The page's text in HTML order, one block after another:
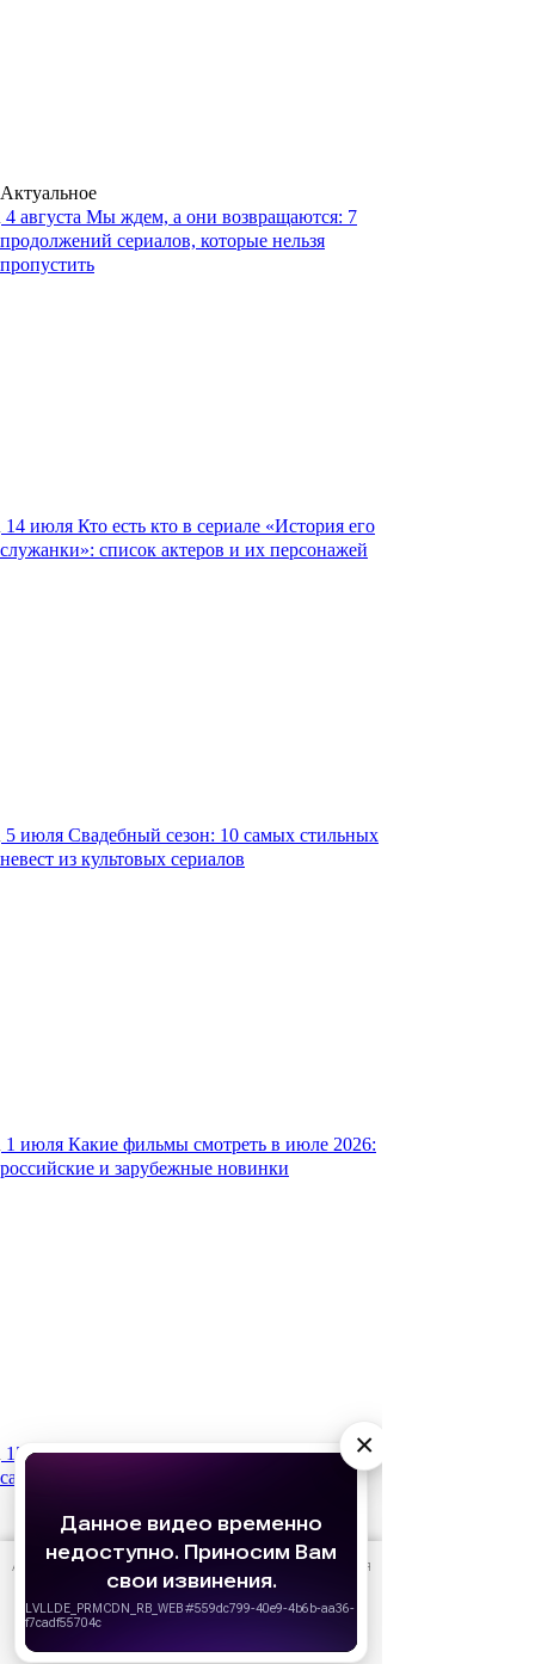
АО «Издательство СЕМЬ ДНЕЙ»
для
персонализации сервисов и удобства пользователей.
своего браузера.
Актуальное
4 августа Мы ждем, а они возвращаются: 7
продолжений сериалов, которые нельзя
пропустить
14 июля Кто есть кто в сериале «История его
служанки»: список актеров и их персонажей
5 июля Свадебный сезон: 10 самых стильных
невест из культовых сериалов
1 июля Какие фильмы смотреть в июле 2026:
российские и зарубежные новинки
15 января Что мы будем смотреть в 2026 году:
самые ожидаемые фильмы
×